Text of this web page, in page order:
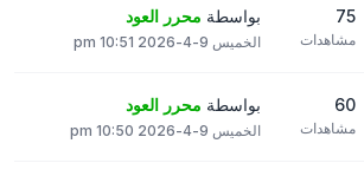
75
مشاهدات
بواسطة محرر العود
الخميس 9-4-2026 10:51 pm
60
مشاهدات
بواسطة محرر العود
الخميس 9-4-2026 10:50 pm